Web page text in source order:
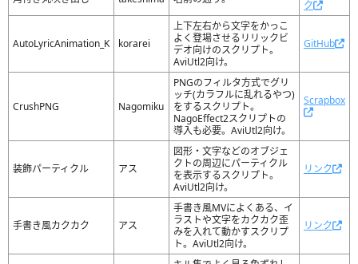
ク
AutoLyricAnimation_K korarei
上下左右から文字をかっこ
よく登場させるリリックビ
デオ向けのスクリプト。
AviUtl2向け。
GitHub
CrushPNG Nagomiku
PNGのフィルタ方式でグリ
ッチ(カラフルに乱れるやつ)
をするスクリプト。
NagoEffect2スクリプトの
導入も必要。AviUtl2向け。
Scrapbox
装飾パーティクル アス
図形・文字などのオブジェ
クトの周辺にパーティクル
を表示するスクリプト。
AviUtl2向け。
リンク
手書き風カクカク アス
手書き風MVによくある、イ
ラストや文字をカクカク歪
みを入れて動かすスクリプ
ト。AviUtl2向け。
リンク